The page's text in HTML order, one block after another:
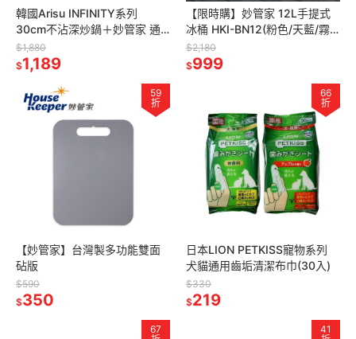
韓國Arisu INFINITY系列
30cm不沾深炒鍋＋妙管家 通
用矽膠玻璃蓋(26-
30cm)HKGL-2630
$1,880
$1,189
【限時購】妙管家 12L手提式
冰桶 HKI-BN12(粉色/天藍/霧
黑) 戶外保冷箱 露營野餐烤肉
冰桶 車載 釣魚冰箱
$2,180
$999
59
折
【妙管家】台灣製多功能雙面
砧版
$590
$350
66
折
日本LION PETKISS寵物系列
犬貓通用齒垢清潔布巾(30入)
$330
$219
67
41